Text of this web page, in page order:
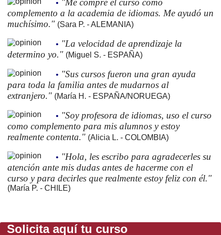
• "Me compré el curso como
complemento a la academia de idiomas. Me ayudó un
muchísimo." (Sara P. - ALEMANIA)
• "La velocidad de aprendizaje la
determino yo." (Miguel S. - ESPAÑA)
• "Sus cursos fueron una gran ayuda
para toda la familia antes de mudarnos al
extranjero." (María H. - ESPAÑA/NORUEGA)
• "Soy profesora de idiomas, uso el curso
como complemento para mis alumnos y estoy
realmente contenta." (Alicia L. - COLOMBIA)
• "Hola, les escribo para agradecerles su
atención ante mis dudas antes de hacerme con el
curso y para decirles que realmente estoy feliz con él."
(María P. - CHILE)
Solicita aquí tu curso